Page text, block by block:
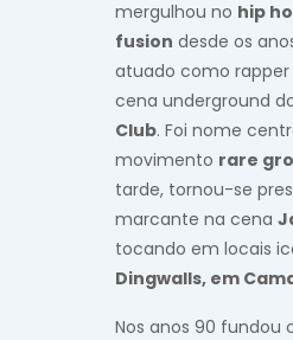
mergulhou no hip
fusion desde os
atuado como
cena underground
Club. Foi nome
movimento rare
tarde, tornou-se
marcante na cena
tocando em locais
Dingwalls, em
Nos anos 90 fundou